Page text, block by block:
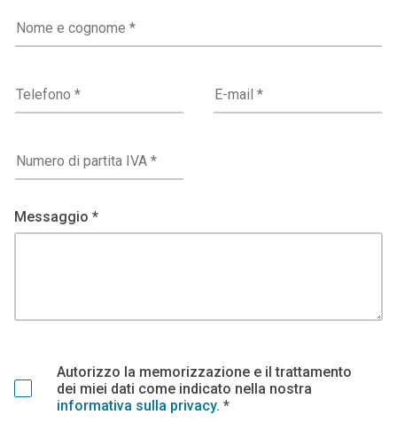
Messaggio *
Autorizzo la memorizzazione e il trattamento
dei miei dati come indicato nella nostra
informativa sulla privacy. *